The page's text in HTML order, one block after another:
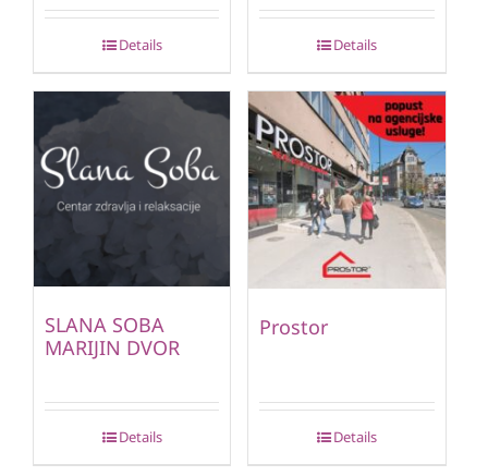
Details Details
SLANA SOBA
MARIJIN DVOR
Details
Prostor
Details